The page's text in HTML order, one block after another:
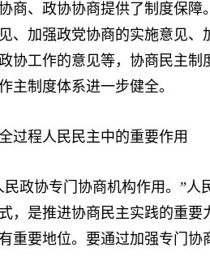
商、政协协商提供了制度保障
、加强政党协商的实施意见、
协工作的意见等，协商民主制
主制度体系进一步健全。
程人民民主中的重要作用
协专门协商机构作用。”人
，是推进协商民主实践的重要
重要地位。要通过加强专门协